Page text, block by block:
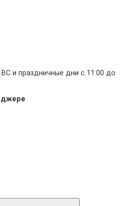
и праздничные дни с 11:00 до